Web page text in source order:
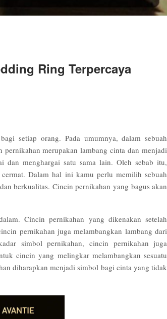
Ring Terpercaya
setiap orang. Pada umumnya, dalam sebuah
merupakan lambang cinta dan menjadi
dan menghargai satu sama lain. Oleh sebab itu,
Dalam hal ini kamu perlu memilih sebuah
berkualitas. Cincin pernikahan yang bagus akan
Cincin pernikahan yang dikenakan setelah
pernikahan juga melambangkan lambang dari
simbol pernikahan, cincin pernikahan juga
cincin yang melingkar melambangkan sesuatu
diharapkan menjadi simbol bagi cinta yang tidak